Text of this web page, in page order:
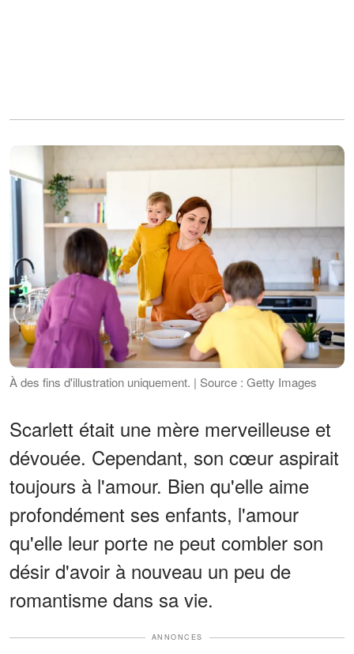
À des fins d'illustration uniquement. | Source : Getty Images
Scarlett était une mère merveilleuse et
dévouée. Cependant, son cœur aspirait
toujours à l'amour. Bien qu'elle aime
profondément ses enfants, l'amour
qu'elle leur porte ne peut combler son
désir d'avoir à nouveau un peu de
romantisme dans sa vie.
ANNONCES